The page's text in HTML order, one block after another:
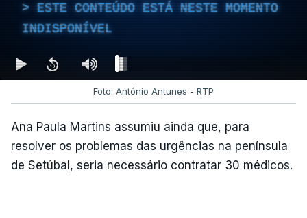
ESTE CONTEÚDO ESTÁ NESTE MOMENTO
INDISPONÍVEL
Foto: António Antunes - RTP
Ana Paula Martins assumiu ainda que, para
resolver os problemas das urgências na península
de Setúbal, seria necessário contratar 30 médicos.